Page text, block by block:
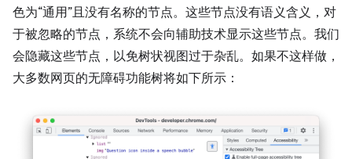
色为“通用”且没有名称的节点。这些节点没有语义含义，对
于被忽略的节点，系统不会向辅助技术显示这些节点。我们
会隐藏这些节点，以免树状视图过于杂乱。如果不这样做，
大多数网页的无障碍功能树将如下所示：